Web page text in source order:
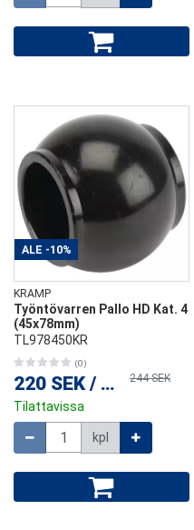
ALE -10%
KRAMP
Työntövarren Pallo HD Kat. 4
(45x78mm)
TL978450KR
(0)
220 SEK / kpl 244 SEK
Tilattavissa
kpl